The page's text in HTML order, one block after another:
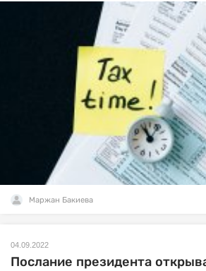
Маржан Бакиева
04.09.2022
Послание президента